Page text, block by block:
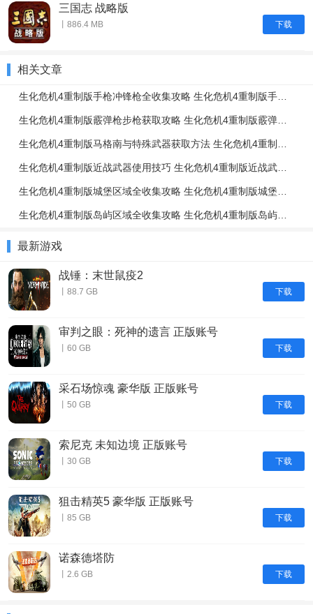
下载
三国志 战略版
丨886.4 MB
相关文章
最新游戏
下载
战锤：末世鼠疫2
丨88.7 GB
下载
审判之眼：死神的遗言 正版账号
丨60 GB
下载
采石场惊魂 豪华版 正版账号
丨50 GB
下载
索尼克 未知边境 正版账号
丨30 GB
下载
狙击精英5 豪华版 正版账号
丨85 GB
下载
诺森德塔防
丨2.6 GB